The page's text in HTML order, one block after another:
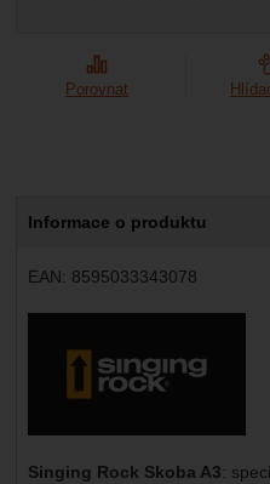
souhrnně a anonymně,
konkrétní uživatele našeho
Marketingové
Porovnat
Informace o produktu
EAN: 8595033343078
Singing Rock Skoba A3: